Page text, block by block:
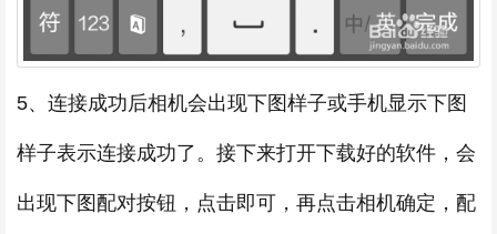
5、连接成功后相机会出现下图样子或手机显示下图
样子表示连接成功了。接下来打开下载好的软件，会
出现下图配对按钮，点击即可，再点击相机确定，配